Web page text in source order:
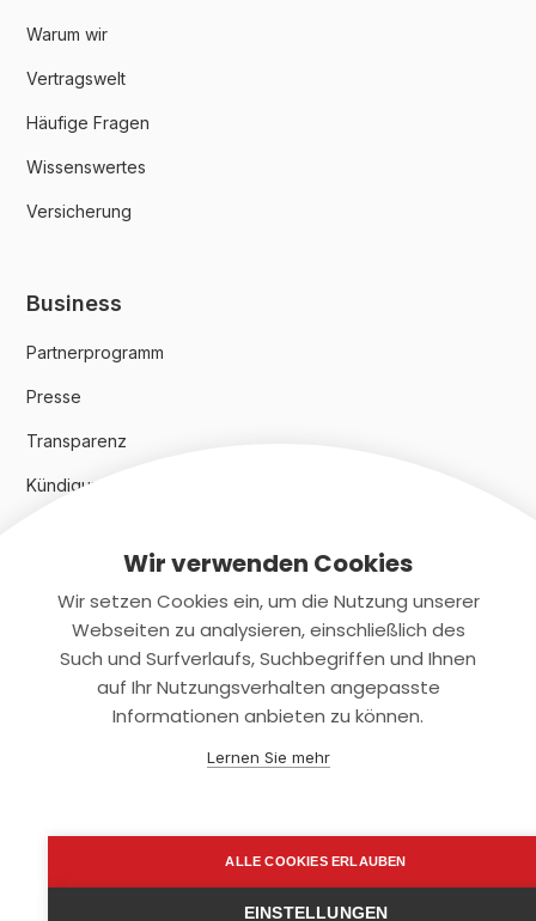
Warum wir
Vertragswelt
Häufige Fragen
Wissenswertes
Versicherung
Business
Partnerprogramm
Presse
Transparenz
Kündigungsindex 2024
Rechtliches
Datenschutz
support@smartkuendigen.de
Wir verwenden Cookies
Wir setzen Cookies ein, um die Nutzung unserer
Webseiten zu analysieren, einschließlich des
Such und Surfverlaufs, Suchbegriffen und Ihnen
auf Ihr Nutzungsverhalten angepasste
Informationen anbieten zu können.
Lernen Sie mehr
ALLE COOKIES ERLAUBEN
EINSTELLUNGEN